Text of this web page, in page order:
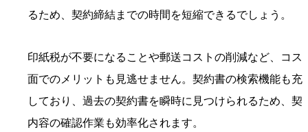
るため、契約締結までの時間を短縮できるでしょう。
印紙税が不要になることや郵送コストの削減など、コス
面でのメリットも見逃せません。契約書の検索機能も充
しており、過去の契約書を瞬時に見つけられるため、契
内容の確認作業も効率化されます。